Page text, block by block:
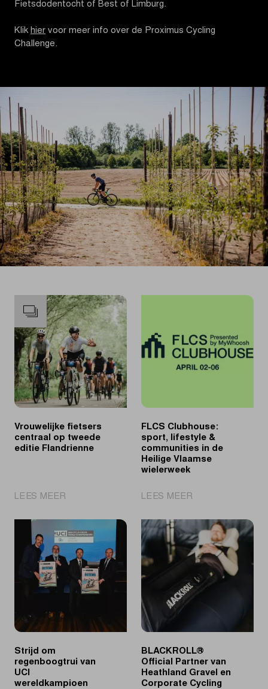
Fietsdodentocht of Best of Limburg.
Klik hier voor meer info over de Proximus Cycling
Challenge.
Vrouwelijke fietsers
centraal op tweede
editie Flandrienne
LEES MEER
centraal
op
tweede
editie
Flandrienne
FLCS Clubhouse:
sport, lifestyle &
communities in de
Heilige Vlaamse
wielerweek
LEES MEER
Clubhouse:
sport,
lifestyle
&
communities
in
Strijd om
regenboogtrui van
UCI
wereldkampioen
BLACKROLL®
Official Partner van
Heathland Gravel en
Corporate Cycling